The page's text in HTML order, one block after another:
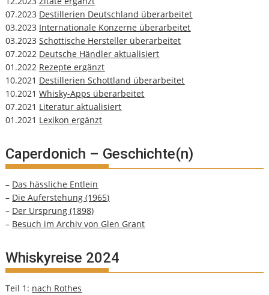
07.2023 Destillerien Deutschland überarbeitet
03.2023 Internationale Konzerne überarbeitet
03.2023Schottische Hersteller überarbeitet
07.2022 Deutsche Händler aktualisiert
01.2022 Rezepte ergänzt
10.2021 Destillerien Schottland überarbeitet
10.2021Whisky-Apps überarbeitet
07.2021 Literatur aktualisiert
01.2021 Lexikon ergänzt
Caperdonich – Geschichte(n)
– Das hässliche Entlein
– Die Auferstehung (1965)
– Der Ursprung (1898)
– Besuch im Archiv von Glen Grant
Whiskyreise 2024
Teil 1: nach Rothes